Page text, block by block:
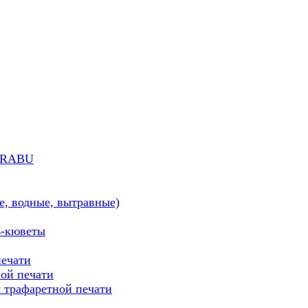
водные, вытравные)
кюветы
печати
печати